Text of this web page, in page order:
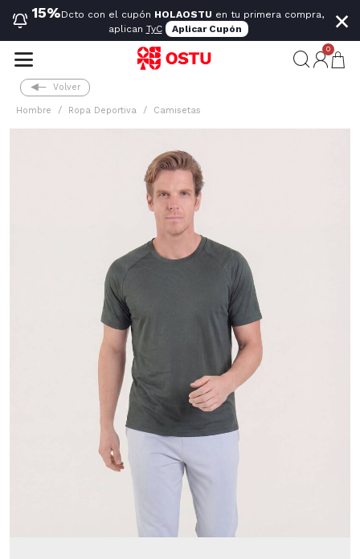
15%Dcto con el cupón HOLAOSTU en tu primera compra,
aplican TyC Aplicar Cupón ×
0
Volver
Hombre Ropa Deportiva Camisetas